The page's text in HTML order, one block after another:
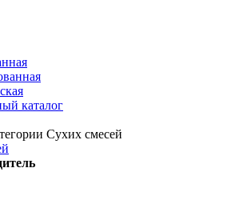
каталог
Сухих смесей